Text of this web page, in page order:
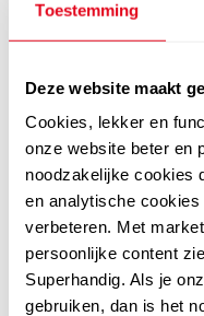
Toestemming
Deze website maakt
Cookies, lekker en
onze website beter en
noodzakelijke cookies
en analytische
verbeteren. Met
persoonlijke content
Superhandig. Als je
gebruiken, dan is het